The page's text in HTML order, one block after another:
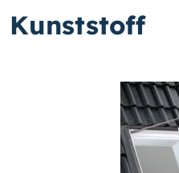
Kunststoff